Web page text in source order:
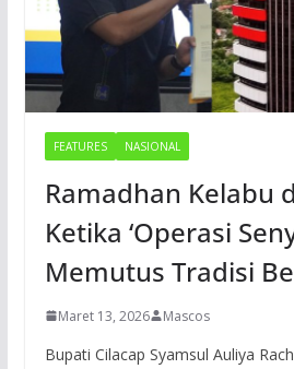
FEATURES NASIONAL
Ramadhan Kelabu
Ketika ‘Operasi
Memutus Tradisi
Maret 13, 2026 Mascos
Bupati Cilacap Syamsul Auliya